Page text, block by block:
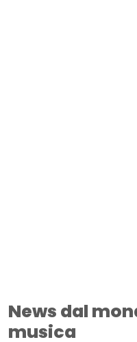
News dal
musica